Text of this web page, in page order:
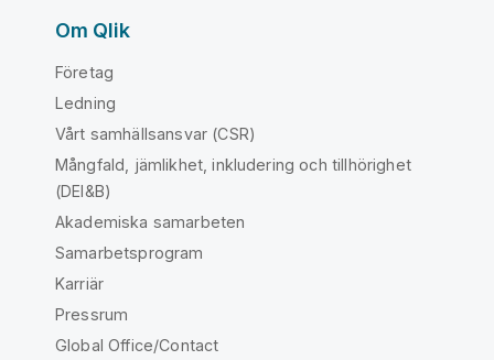
Om Qlik
Företag
Ledning
Vårt samhällsansvar (CSR)
Mångfald, jämlikhet, inkludering och tillhörighet
(DEI&B)
Akademiska samarbeten
Samarbetsprogram
Karriär
Pressrum
Global Office/Contact